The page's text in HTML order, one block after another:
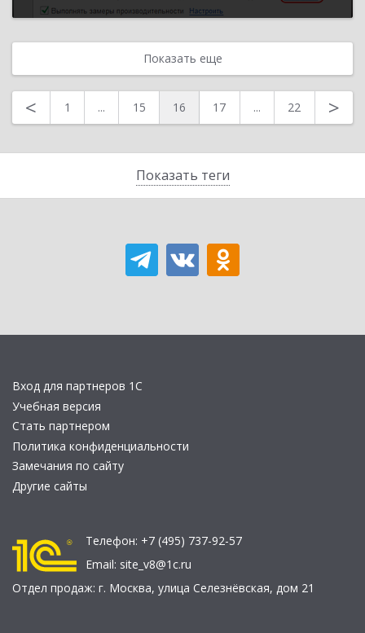
Показать теги
Показать еще
< 1 ... 15 16 17 ... 22 >
Вход для партнеров 1С
Учебная версия
Стать партнером
Политика конфиденциальности
Замечания по сайту
Другие сайты
Телефон: +7 (495) 737-92-57
Email: site_v8@1c.ru
Отдел продаж: г. Москва, улица Селезнёвская, дом 21